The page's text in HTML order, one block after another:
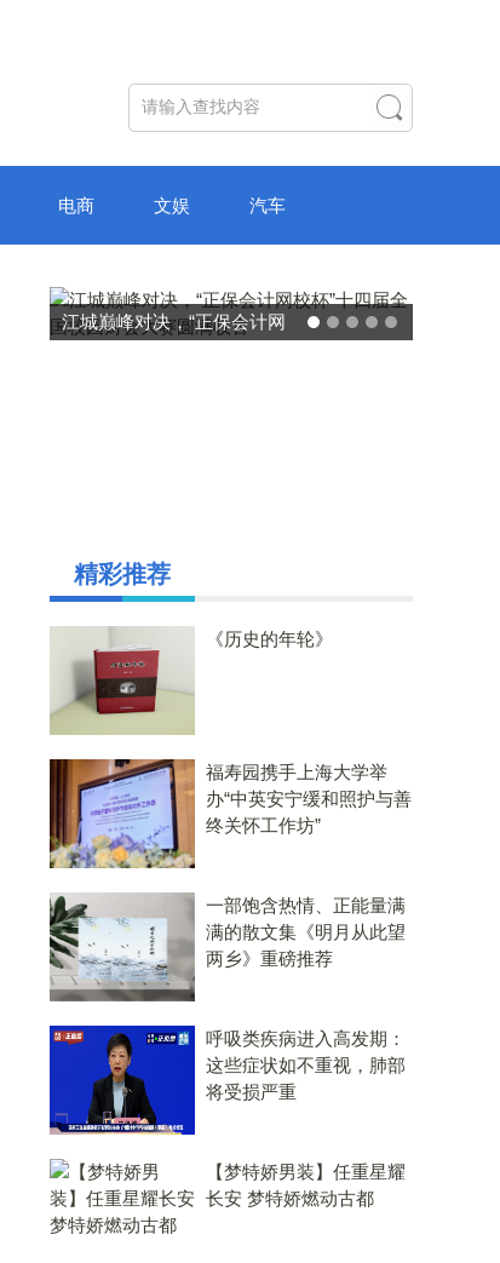
电商 文娱 汽车
江城巅峰对决，“正保会计网
精彩推荐
《历史的年轮》
福寿园携手上海大学举
办“中英安宁缓和照护与善
终关怀工作坊”
一部饱含热情、正能量满
满的散文集《明月从此望
两乡》重磅推荐
呼吸类疾病进入高发期：
这些症状如不重视，肺部
将受损严重
【梦特娇男装】任重星耀
长安 梦特娇燃动古都